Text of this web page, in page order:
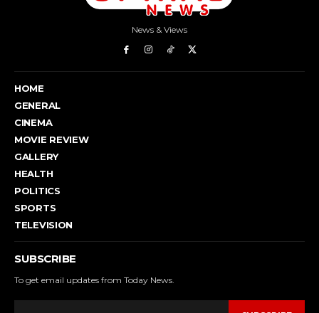
News & Views
HOME
GENERAL
CINEMA
MOVIE REVIEW
GALLERY
HEALTH
POLITICS
SPORTS
TELEVISION
SUBSCRIBE
To get email updates from Today News.